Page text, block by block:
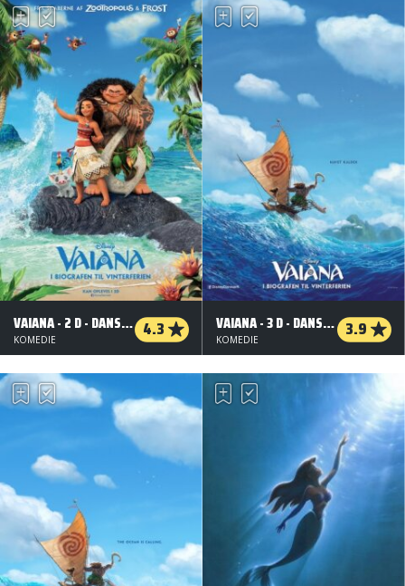
©
Scope
2020
VAIANA - 2 D - DANSK TALE 4.3
KOMEDIE
VAIANA - 3 D - DANSK TALE 3.9
KOMEDIE